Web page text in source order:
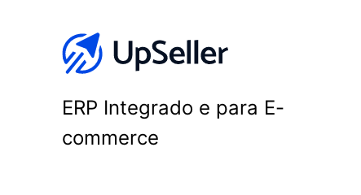
ERP Integrado e para E-
commerce